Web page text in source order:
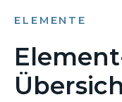
ELEMENTE